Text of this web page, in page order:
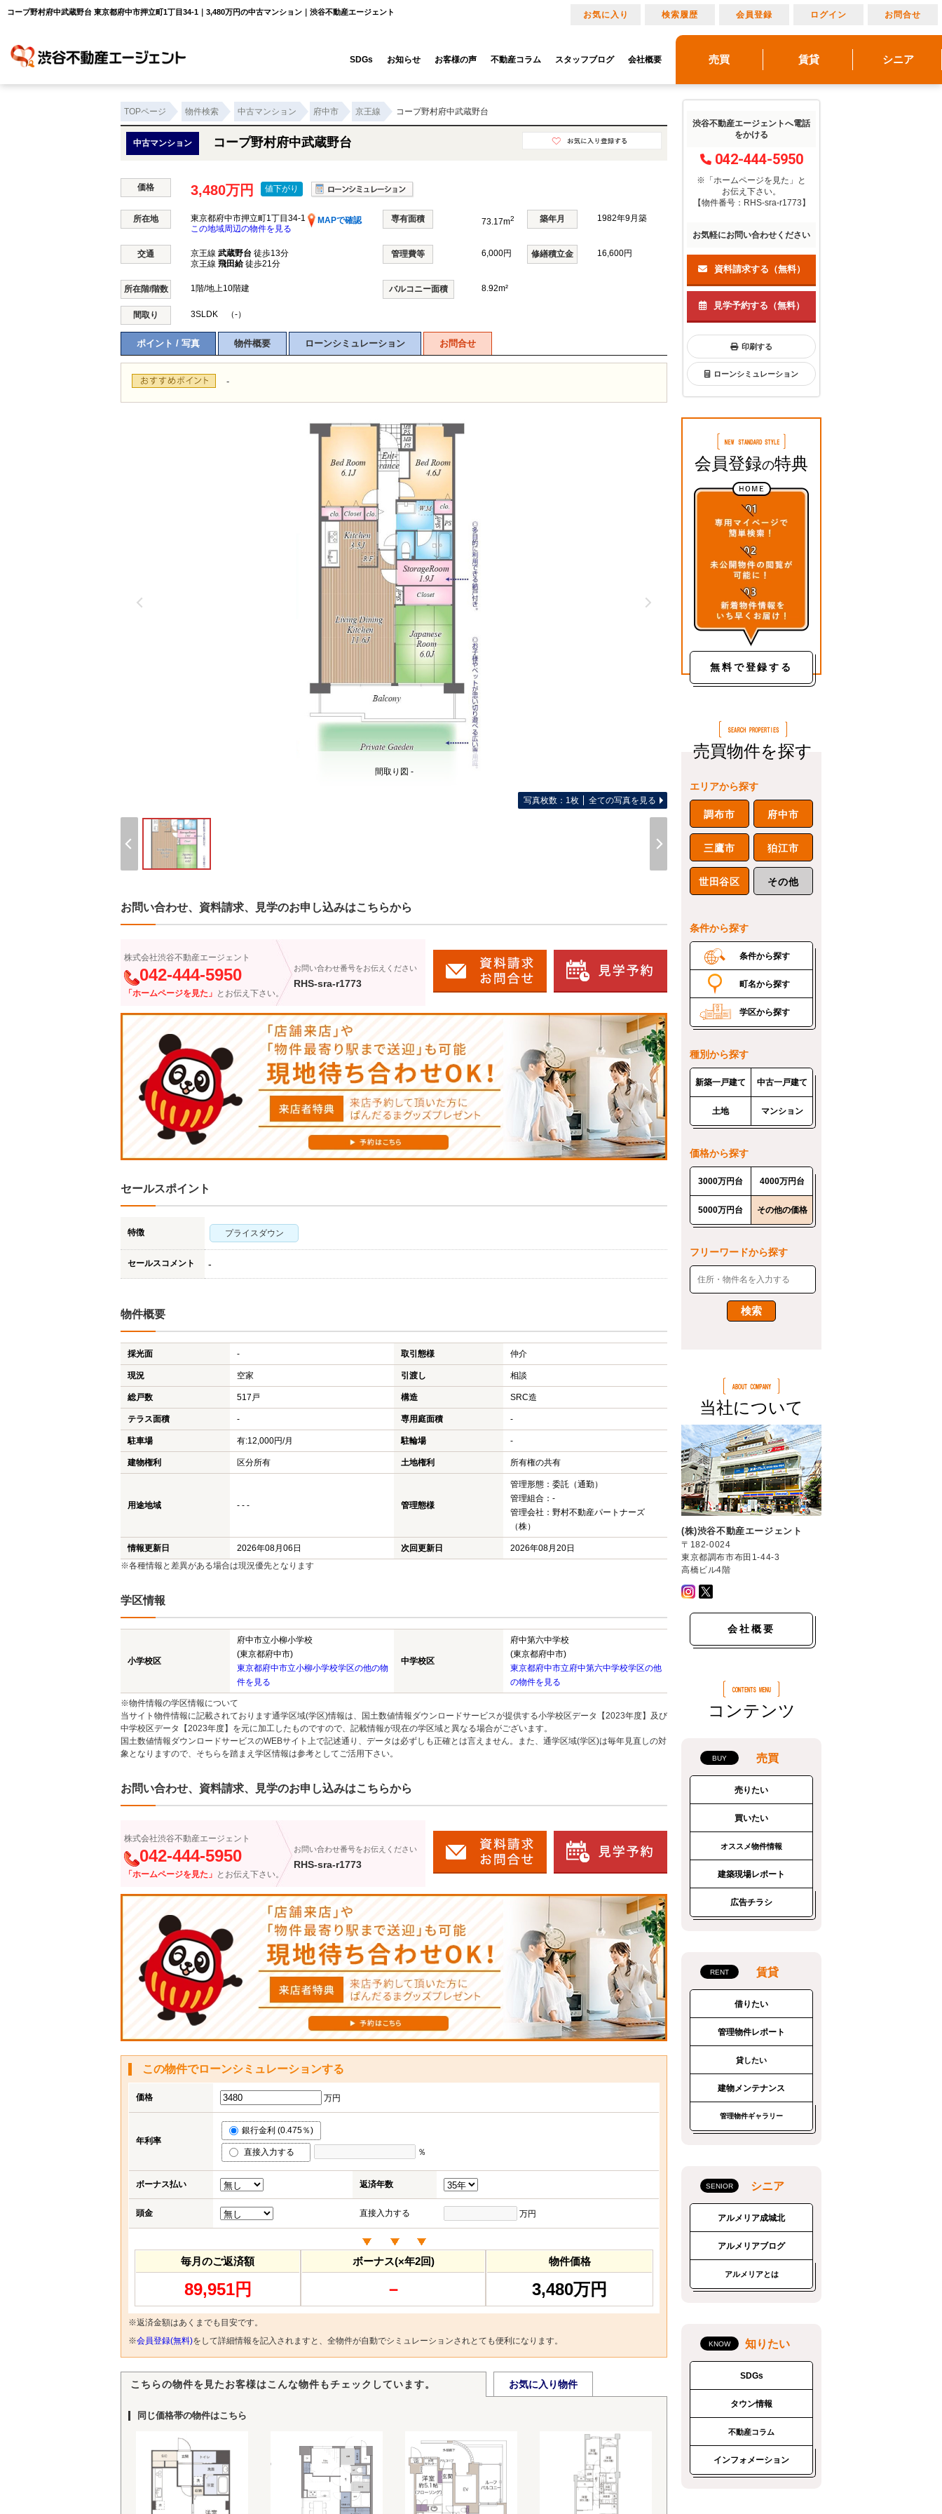
コープ野村府中武蔵野台 東京都府中市押立町1丁目34-1｜3,480万円の中古マンション｜渋谷不動産エージェント お気に入り 検索履歴 会員登録 ログイン お問合せ
SDGs お知らせ お客様の声 不動産コラム スタッフブログ 会社概要 売買
リノベーション
マンション情報
賃貸 シニア
TOPページ 物件検索 中古マンション 府中市 京王線 コープ野村府中武蔵野台
中古マンション コープ野村府中武蔵野台
価格 3,480万円 値下がり
所在地 東京都府中市押立町1丁目34-1
MAPで確認
この地域周辺の物件を見る
専有面積 73.17m2 築年月 1982年9月築
交通 京王線 武蔵野台 徒歩13分
京王線 飛田給徒歩21分
管理費等 6,000円 修繕積立金 16,600円
所在階/階数 1階/地上10階建 バルコニー面積 8.92m²
間取り 3SLDK （-）
ポイント / 写真 物件概要 ローンシミュレーション お問合せ
-
間取り図 -
写真枚数：1枚 全ての写真を見る
お問い合わせ、資料請求、見学のお申し込みはこちらから
株式会社渋谷不動産エージェント
042-444-5950
「ホームページを見た」 とお伝え下さい。
お問い合わせ番号をお伝えください
RHS-sra-r1773
セールスポイント
特徴 プライスダウン
セールスコメント -
物件概要
採光面 - 取引態様 仲介
現況 空家 引渡し 相談
総戸数 517戸 構造 SRC造
テラス面積 - 専用庭面積 -
駐車場 有:12,000円/月 駐輪場 -
建物権利 区分所有 土地権利 所有権の共有
用途地域 - - - 管理態様
管理形態：委託（通勤）
管理組合：-
管理会社：野村不動産パートナーズ
（株）
情報更新日 2026年08月06日 次回更新日
2026年08月20日
※各種情報と差異がある場合は現況優先となります
学区情報
小学校区
府中市立小柳小学校
(東京都府中市)
東京都府中市立小柳小学校学区の他の物
件を見る
中学校区
府中第六中学校
(東京都府中市)
東京都府中市立府中第六中学校学区の他
の物件を見る
※物件情報の学区情報について
当サイト物件情報に記載されております通学区域(学区)情報は、国土数値情報ダウンロードサービスが提供する小学校区データ【2023年度】及び
中学校区データ【2023年度】を元に加工したものですので、記載情報が現在の学区域と異なる場合がございます。
国土数値情報ダウンロードサービスのWEBサイト上で記述通り、データは必ずしも正確とは言えません。また、通学区域(学区)は毎年見直しの対
象となりますので、そちらを踏まえ学区情報は参考としてご活用下さい。
お問い合わせ、資料請求、見学のお申し込みはこちらから
株式会社渋谷不動産エージェント
042-444-5950
「ホームページを見た」 とお伝え下さい。
お問い合わせ番号をお伝えください
RHS-sra-r1773
この物件でローンシミュレーションする
価格 万円
年利率
銀行金利 (0.475％)
直接入力する ％
ボーナス払い 返済年数
頭金 直接入力する 万円
毎月のご返済額
89,951円
ボーナス(×年2回)
－
物件価格
3,480万円
※返済金額はあくまでも目安です。
※会員登録(無料)をして詳細情報を記入されますと、全物件が自動でシミュレーションされとても便利になります。
こちらの物件を見たお客様はこんな物件もチェックしています。 お気に入り物件
同じ価格帯の物件はこちら
渋谷不動産エージェントへ電話
をかける
042-444-5950
※「ホームページを見た」
と
お伝え下さい。
【物件番号：RHS-sra-r1773】
お気軽にお問い合わせください
資料請求する（無料）
見学予約する（無料）
印刷する
ローンシミュレーション
会員登録の特典
無料で登録する
売買物件を探す
エリアから探す
調布市 府中市
三鷹市 狛江市
世田谷区 その他
条件から探す
条件から探す
町名から探す
学区から探す
種別から探す
新築一戸建て 中古一戸建て
土地 マンション
価格から探す
3000万円台 4000万円台
5000万円台 その他の価格
フリーワードから探す
当社について
(株)渋谷不動産エージェント
〒182-0024
東京都調布市布田1-44-3
高橋ビル4階
会社概要
コンテンツ
売買
売りたい
買いたい
オススメ物件情報
建築現場レポート
広告チラシ
賃貸
借りたい
管理物件レポート
貸したい
建物メンテナンス
管理物件ギャラリー
シニア
アルメリア成城北
アルメリアブログ
アルメリアとは
知りたい
SDGs
タウン情報
不動産コラム
インフォメーション